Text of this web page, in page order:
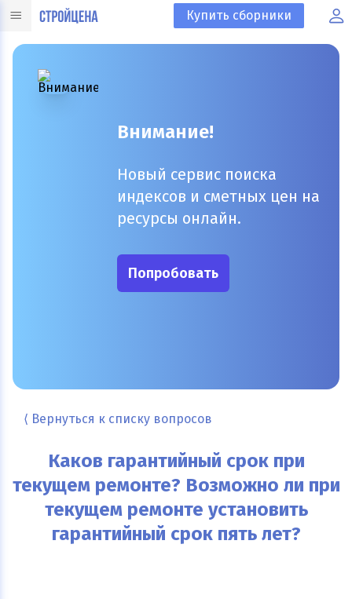
Купить сборники
Внимание!
Новый сервис поиска
индексов и сметных цен на
ресурсы онлайн.
Попробовать
⟨ Вернуться к списку вопросов
Каков гарантийный срок при
текущем ремонте? Возможно ли при
текущем ремонте установить
гарантийный срок пять лет?